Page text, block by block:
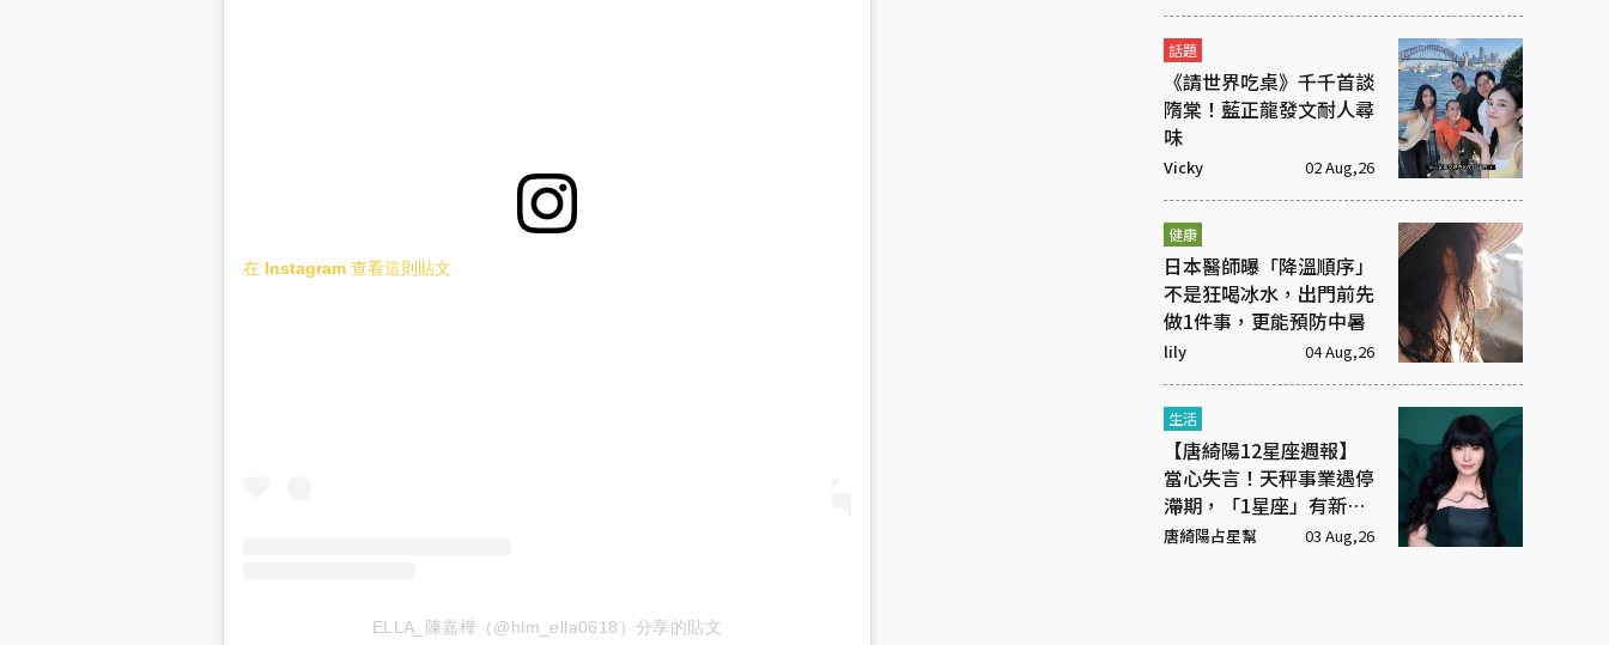
在 Instagram 查看這則貼文
ELLA_陳嘉樺（@him_ella0618）分享的貼文
話題
《請世界吃桌》千千首談
隋棠！藍正龍發文耐人尋
味
Vicky 02 Aug,26
健康
日本醫師曝「降溫順序」
不是狂喝冰水，出門前先
做1件事，更能預防中暑
lily 04 Aug,26
生活
【唐綺陽12星座週報】
當心失言！天秤事業遇停
滯期，「1星座」有新戀
情
唐綺陽占星幫 03 Aug,26